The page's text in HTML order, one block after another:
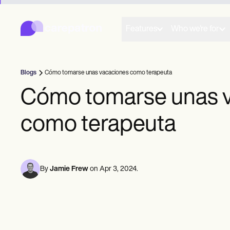
Carepatron
Programación de citas
Documentación Médica
Facturación
Cumplimiento de Normativas
Formularios Online
Recordatorios
Telesalud
Notas clínicas
Profesionales independientes
Consultorios
Blogs Cómo tomarse unas vacaciones como terapeuta
Cómo tomarse unas
como terapeuta
By Jamie Frew on Apr 3, 2024.